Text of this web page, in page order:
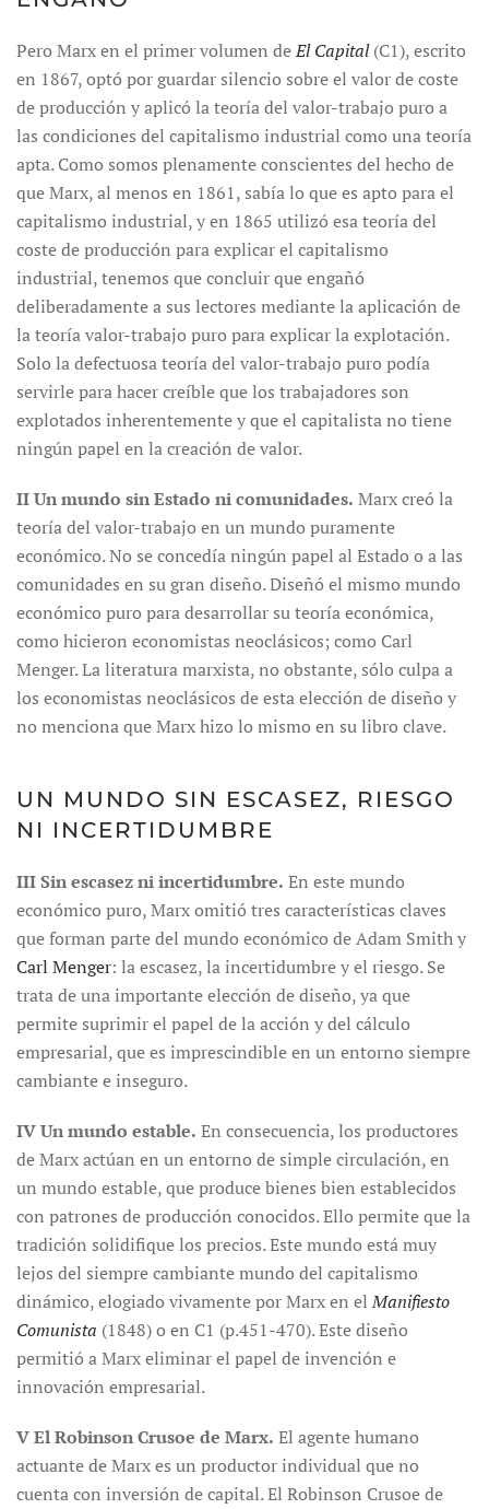
Pero Marx en el primer volumen deEl Capital(C1), escrito
en 1867, optó por guardar silencio sobre el valor de coste
de producción y aplicó la teoría del valor-trabajo puro a
las condiciones del capitalismo industrial como una teoría
apta. Como somos plenamente conscientes del hecho de
que Marx, al menos en 1861, sabía lo que es apto para el
capitalismo industrial, y en 1865 utilizó esa teoría del
coste de producción para explicar el capitalismo
industrial, tenemos que concluir que engañó
deliberadamente a sus lectores mediante la aplicación de
la teoría valor-trabajo puro para explicar la explotación.
Solo la defectuosa teoría del valor-trabajo puro podía
servirle para hacer creíble que los trabajadores son
explotados inherentemente y que el capitalista no tiene
ningún papel en la creación de valor.
II Un mundo sin Estado ni comunidades. Marx creó la
teoría del valor-trabajo en un mundo puramente
económico. No se concedía ningún papel al Estado o a las
comunidades en su gran diseño. Diseñó el mismo mundo
económico puro para desarrollar su teoría económica,
como hicieron economistas neoclásicos; como Carl
Menger. La literatura marxista, no obstante, sólo culpa a
los economistas neoclásicos de esta elección de diseño y
no menciona que Marx hizo lo mismo en su libro clave.
UN MUNDO SIN ESCASEZ, RIESGO
NI INCERTIDUMBRE
III Sin escasez ni incertidumbre. En este mundo
económico puro, Marx omitió tres características claves
que forman parte del mundo económico de Adam Smith y
Carl Menger: la escasez, la incertidumbre y el riesgo. Se
trata de una importante elección de diseño, ya que
permite suprimir el papel de la acción y del cálculo
empresarial, que es imprescindible en un entorno siempre
cambiante e inseguro.
IV Un mundo estable. En consecuencia, los productores
de Marx actúan en un entorno de simple circulación, en
un mundo estable, que produce bienes bien establecidos
con patrones de producción conocidos. Ello permite que la
tradición solidifique los precios. Este mundo está muy
lejos del siempre cambiante mundo del capitalismo
dinámico, elogiado vivamente por Marx en elManifiesto
Comunista (1848) o en C1 (p.451-470). Este diseño
permitió a Marx eliminar el papel de invención e
innovación empresarial.
V El Robinson Crusoe de Marx. El agente humano
actuante de Marx es un productor individual que no
cuenta con inversión de capital. El Robinson Crusoe de